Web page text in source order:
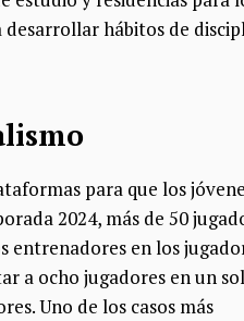
desarrollar hábitos de
para que los
2024, más de 50
entrenadores en los
a ocho jugadores en un
Uno de los casos más